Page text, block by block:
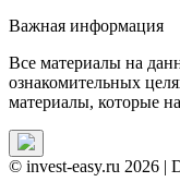
Важная информация
Все материалы на
ознакомительных
материалы, которые
© invest-easy.ru 2026 |